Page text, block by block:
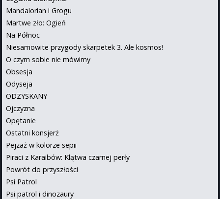
Mandalorian i Grogu
Martwe zło: Ogień
Na Północ
Niesamowite przygody skarpetek 3. Ale kosmos!
O czym sobie nie mówimy
Obsesja
Odyseja
ODZYSKANY
Ojczyzna
Opętanie
Ostatni konsjerż
Pejzaż w kolorze sepii
Piraci z Karaibów: Klątwa czarnej perły
Powrót do przyszłości
Psi Patrol
Psi patrol i dinozaury